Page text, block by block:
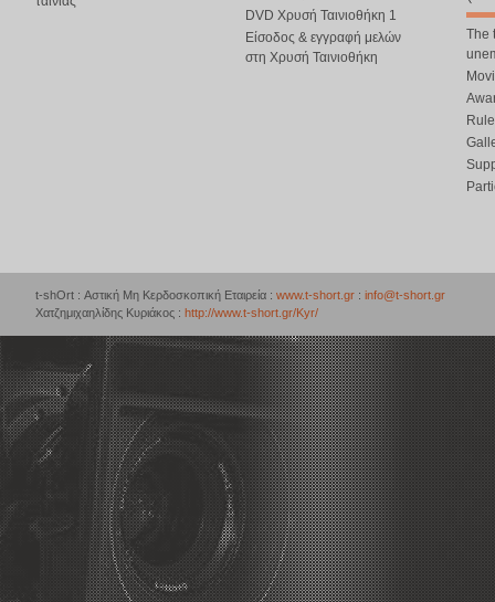
DVD Χρυσή Ταινιοθήκη 1
Είσοδος & εγγραφή μελών
στη Χρυσή Ταινιοθήκη
The
t-shOrt : Αστική Μη Κερδοσκοπική Εταιρεία : www.t-short.gr : info@t-short.gr
Χατζημιχαηλίδης Κυριάκος : http://www.t-short.gr/Kyr/